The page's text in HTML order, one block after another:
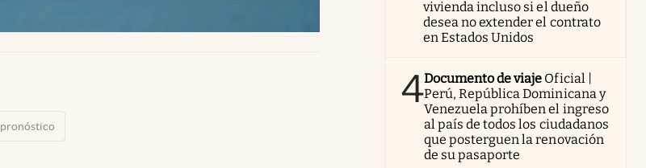
pronóstico
vivienda incluso si el dueño
desea no extender el contrato
en Estados Unidos
4Documento de viaje Oficial |
Perú, República Dominicana y
Venezuela prohíben el ingreso
al país de todos los ciudadanos
que posterguen la renovación
de su pasaporte